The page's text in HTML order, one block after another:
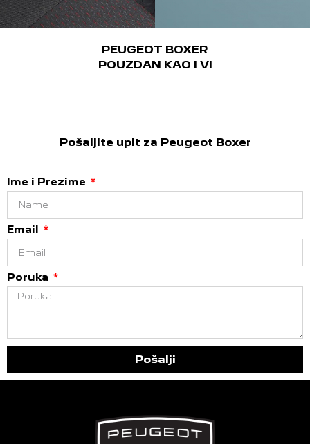
PEUGEOT BOXER
POUZDAN KAO I VI
Pošaljite upit za Peugeot Boxer
Ime i Prezime
Email
Poruka
Pošalji